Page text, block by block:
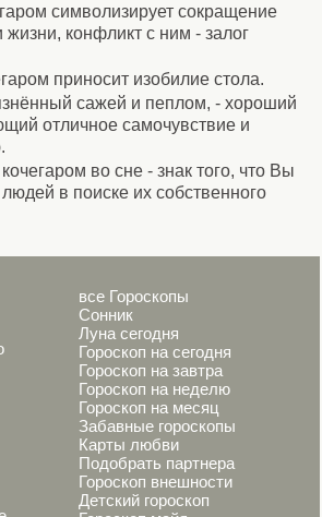
символизирует сокращение
жизни, конфликт с ним - залог
приносит изобилие стола.
сажей и пеплом, - хороший
отличное самочувствие и
во сне - знак того, что Вы
в поиске их собственного
все Гороскопы
Сонник
Луна сегодня
Гороскоп на сегодня
Гороскоп на завтра
Гороскоп на неделю
Гороскоп на месяц
Забавные гороскопы
Карты любви
Подобрать партнера
Гороскоп внешности
Детский гороскоп